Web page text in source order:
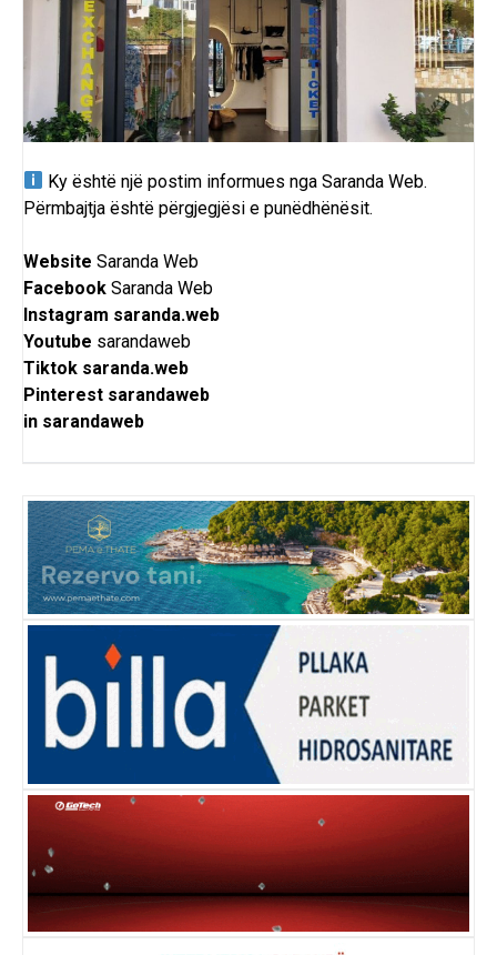
Ky është një postim informues nga Saranda Web.
Përmbajtja është përgjegjësi e punëdhënësit.
Website Saranda Web
Facebook Saranda Web
Instagram saranda.web
Youtube sarandaweb
Tiktok saranda.web
Pinterest sarandaweb
in sarandaweb